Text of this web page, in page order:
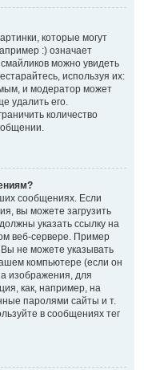
которые могут
:) означает
можно увидеть
используя их:
и модератор может
удалить его.
количество
сообщениях. Если
вы можете загрузить
указать ссылку на
веб-сервере. Пример
не можете указывать
компьютере (если он
изображения, для
как, например, на
паролями сайты и т.
в сообщениях тег